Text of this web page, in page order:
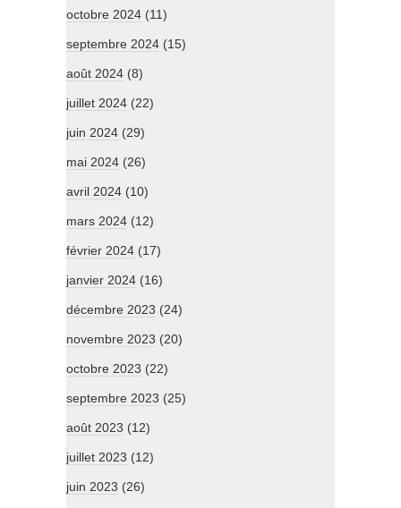
octobre 2024 (11)
septembre 2024 (15)
août 2024 (8)
juillet 2024 (22)
juin 2024 (29)
mai 2024 (26)
avril 2024 (10)
mars 2024 (12)
février 2024 (17)
janvier 2024 (16)
décembre 2023 (24)
novembre 2023 (20)
octobre 2023 (22)
septembre 2023 (25)
août 2023 (12)
juillet 2023 (12)
juin 2023 (26)